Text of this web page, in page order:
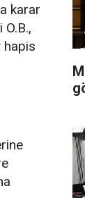
karar
hapis